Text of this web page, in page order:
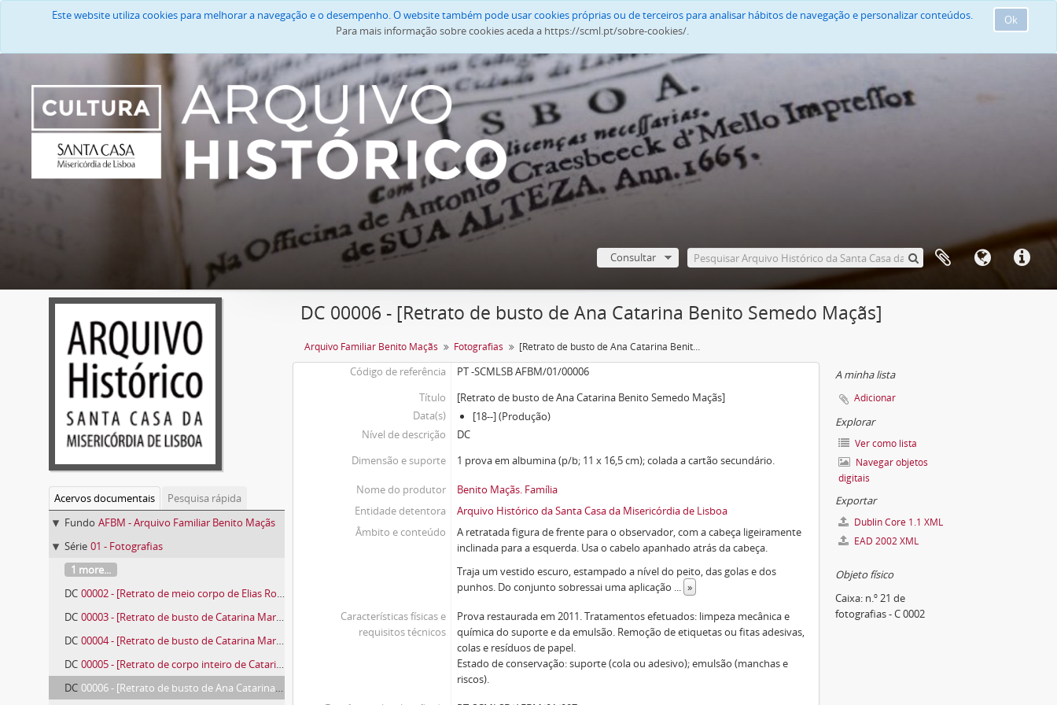
Ok
Este website utiliza cookies para melhorar a navegação e o desempenho. O website também pode usar cookies próprias ou de terceiros para analisar hábitos de navegação e personalizar conteúdos.
Para mais informação sobre cookies aceda a https://scml.pt/sobre-cookies/.
Consultar
Acervos documentais
Pesquisa rápida
Fundo AFBM - Arquivo Familiar Benito Maçãs
Série 01 - Fotografias
1 more...
DC 00002 - [Retrato de meio corpo de Elias Rosado Gordilho]
DC 00003 - [Retrato de busto de Catarina Maria Benito Maçãs]
DC 00004 - [Retrato de busto de Catarina Maria Benito Maçãs]
DC 00005 - [Retrato de corpo inteiro de Catarina Maria Benito Maçãs]
DC 00006 - [Retrato de busto de Ana Catarina Benito Semedo Maçãs]
DC 00006 - [Retrato de busto de Ana Catarina Benito Semedo Maçãs]
Arquivo Familiar Benito Maçãs Fotografias [Retrato de busto de Ana Catarina Benito Semedo Maçãs]
Código de referência
PT -SCMLSB AFBM/01/00006
Título
[Retrato de busto de Ana Catarina Benito Semedo Maçãs]
Data(s)
[18--] (Produção)
Nível de descrição
DC
Dimensão e suporte
1 prova em albumina (p/b; 11 x 16,5 cm); colada a cartão secundário.
Nome do produtor
Benito Maçãs. Família
Entidade detentora
Arquivo Histórico da Santa Casa da Misericórdia de Lisboa
Âmbito e conteúdo
A retratada figura de frente para o observador, com a cabeça ligeiramente
inclinada para a esquerda. Usa o cabelo apanhado atrás da cabeça.
Traja um vestido escuro, estampado a nível do peito, das golas e dos
punhos. Do conjunto sobressai uma aplicação ... »
Características físicas e
requisitos técnicos
Prova restaurada em 2011. Tratamentos efetuados: limpeza mecânica e
química do suporte e da emulsão. Remoção de etiquetas ou fitas adesivas,
colas e resíduos de papel.
Estado de conservação: suporte (cola ou adesivo); emulsão (manchas e
riscos).
A minha lista
Adicionar
Explorar
Ver como lista
Navegar objetos
digitais
Exportar
Dublin Core 1.1 XML
EAD 2002 XML
Objeto físico
Caixa: n.º 21 de
fotografias - C 0002